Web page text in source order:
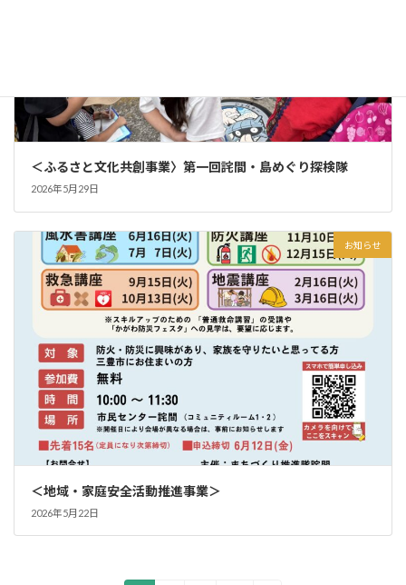
＜ふるさと文化共創事業〉第一回詫間・島めぐり探検隊
2026年5月29日
お知らせ
＜地域・家庭安全活動推進事業＞
2026年5月22日